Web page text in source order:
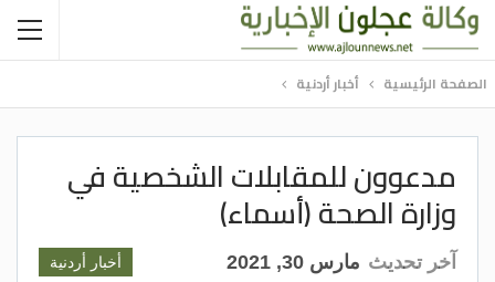
الصفحة الرئيسية أخبار أردنية
مدعوون للمقابلات الشخصية في
وزارة الصحة (أسماء)
أخبار أردنية آخر تحديث مارس 30, 2021